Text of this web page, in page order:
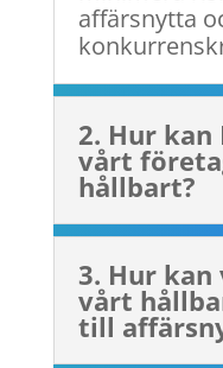
affärsnytta
2. Hur kan
vårt
hållbart?
3. Hur
vårt
till